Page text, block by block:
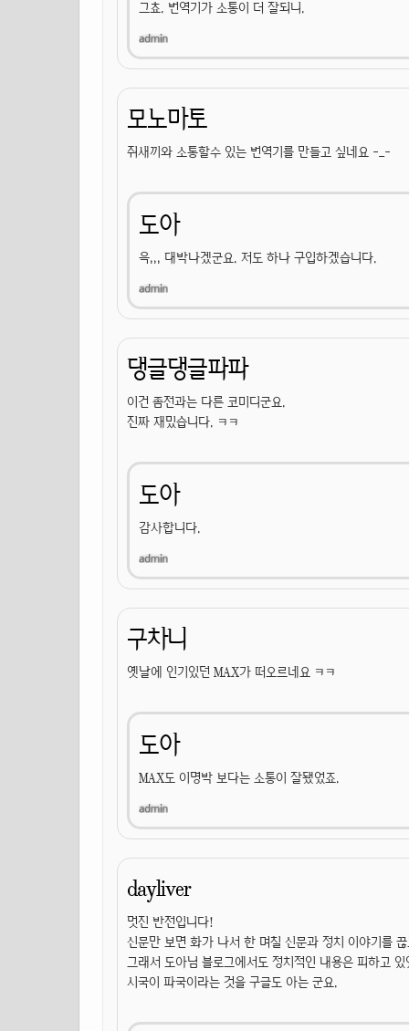
그쵸. 번역기가 소통이 더 잘되니.
모노마토
쥐새끼와 소통할수 있는 번역기를 만들고 싶네요 -_-
도아
윽,,, 대박나겠군요. 저도 하나 구입하겠습니다.
댕글댕글파파
이건 좀전과는 다른 코미디군요.
진짜 재밌습니다. ㅋㅋ
도아
감사합니다.
구차니
옛날에 인기있던 MAX가 떠오르네요 ㅋㅋ
도아
MAX도 이명박 보다는 소통이 잘됐었죠.
dayliver
멋진 반전입니다!
신문만 보면 화가 나서 한 며칠 신문과 정치 이야기를
그래서 도아님 블로그에서도 정치적인 내용은 피하고
시국이 파국이라는 것을 구글도 아는 군요.